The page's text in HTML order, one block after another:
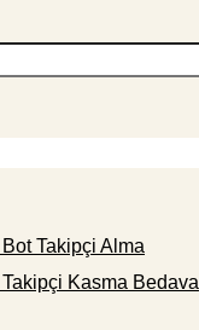
Bot Takipçi Alma
Takipçi Kasma Bedava